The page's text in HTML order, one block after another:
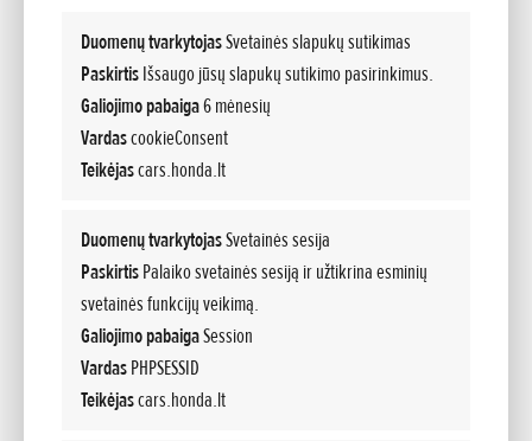
Duomenų tvarkytojasSvetainės slapukų sutikimas
PaskirtisIšsaugo jūsų slapukų sutikimo pasirinkimus.
Galiojimo pabaiga6 mėnesių
VardascookieConsent
Teikėjascars.honda.lt
Duomenų tvarkytojasSvetainės sesija
PaskirtisPalaiko svetainės sesiją ir užtikrina esminių
svetainės funkcijų veikimą.
Galiojimo pabaigaSession
VardasPHPSESSID
Teikėjascars.honda.lt